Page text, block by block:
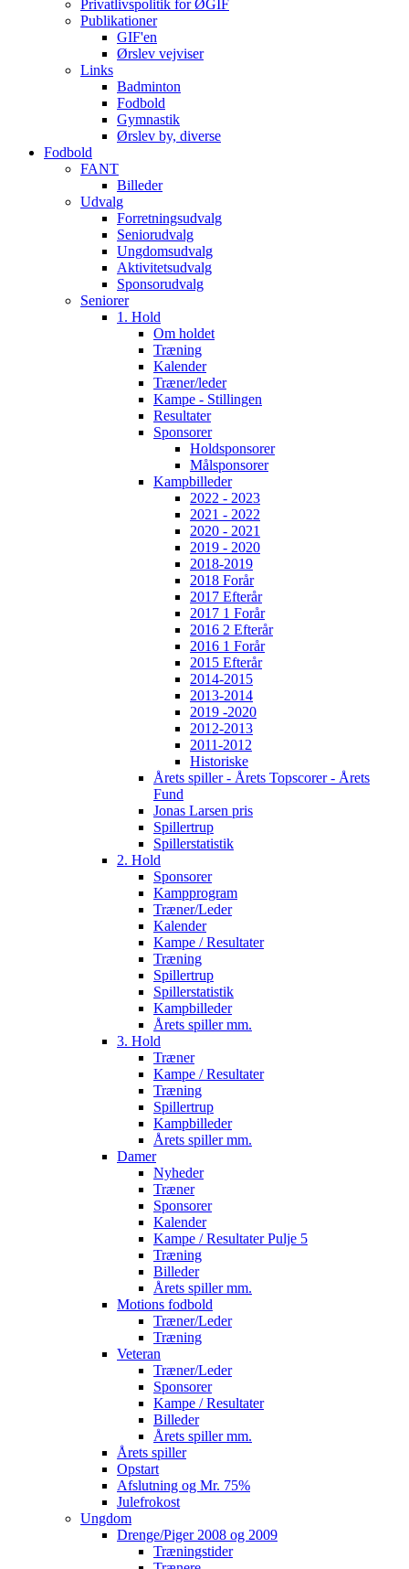
Privatlivspolitik for ØGIF
Publikationer
GIF'en
Ørslev vejviser
Links
Badminton
Fodbold
Gymnastik
Ørslev by, diverse
Fodbold
FANT
Billeder
Udvalg
Forretningsudvalg
Seniorudvalg
Ungdomsudvalg
Aktivitetsudvalg
Sponsorudvalg
Seniorer
1. Hold
Om holdet
Træning
Kalender
Træner/leder
Kampe - Stillingen
Resultater
Sponsorer
Holdsponsorer
Målsponsorer
Kampbilleder
2022 - 2023
2021 - 2022
2020 - 2021
2019 - 2020
2018-2019
2018 Forår
2017 Efterår
2017 1 Forår
2016 2 Efterår
2016 1 Forår
2015 Efterår
2014-2015
2013-2014
2019 -2020
2012-2013
2011-2012
Historiske
Årets spiller - Årets Topscorer - Årets
Fund
Jonas Larsen pris
Spillertrup
Spillerstatistik
2. Hold
Sponsorer
Kampprogram
Træner/Leder
Kalender
Kampe / Resultater
Træning
Spillertrup
Spillerstatistik
Kampbilleder
Årets spiller mm.
3. Hold
Træner
Kampe / Resultater
Træning
Spillertrup
Kampbilleder
Årets spiller mm.
Damer
Nyheder
Træner
Sponsorer
Kalender
Kampe / Resultater Pulje 5
Træning
Billeder
Årets spiller mm.
Motions fodbold
Træner/Leder
Træning
Veteran
Træner/Leder
Sponsorer
Kampe / Resultater
Billeder
Årets spiller mm.
Årets spiller
Opstart
Afslutning og Mr. 75%
Julefrokost
Ungdom
Drenge/Piger 2008 og 2009
Træningstider